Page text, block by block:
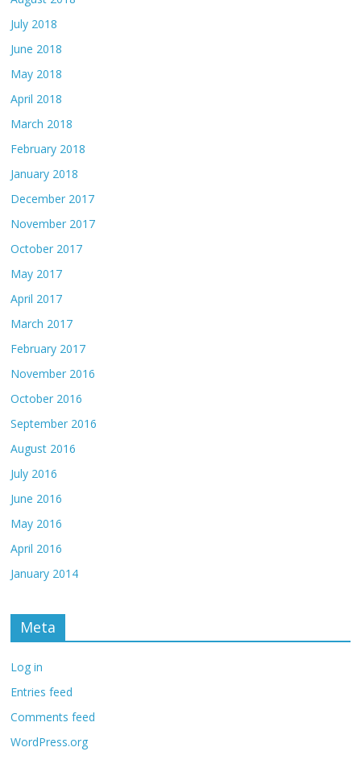
July 2018
June 2018
May 2018
April 2018
March 2018
February 2018
January 2018
December 2017
November 2017
October 2017
May 2017
April 2017
March 2017
February 2017
November 2016
October 2016
September 2016
August 2016
July 2016
June 2016
May 2016
April 2016
January 2014
Meta
Log in
Entries feed
Comments feed
WordPress.org